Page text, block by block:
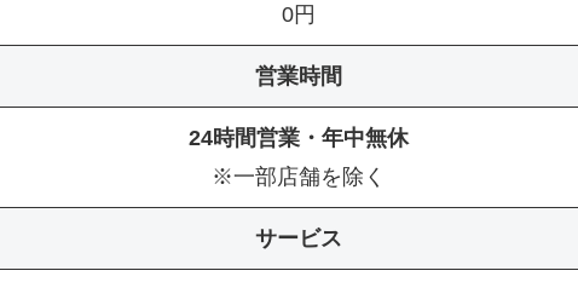
0円
営業時間
24時間営業・年中無休
※一部店舗を除く
サービス